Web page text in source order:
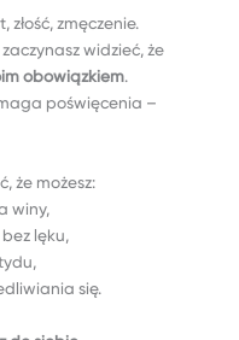
zmęczenie.
widzieć, że
obowiązkiem.
poświęcenia –
że możesz:
winy,
lęku,
się.